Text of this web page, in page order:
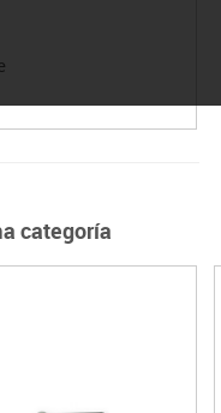
categoría